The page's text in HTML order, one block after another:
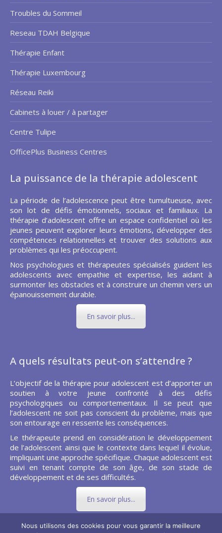
Troubles du Sommeil
Reseau TDAH Belgique
Thérapie Enfant
Thérapie Luxembourg
Réseau Reiki
Cabinets à louer / à partager
Centre Tulipe
OfficePlus Business Centres
La puissance de la thérapie adolescent
La période de l’adolescence peut être tumultueuse, avec
son lot de défis émotionnels, sociaux et familiaux. La
thérapie d’adolescent offre un espace confidentiel où les
jeunes peuvent explorer leurs émotions, développer des
compétences relationnelles et trouver des solutions aux
problèmes qui les préoccupent.
Nos psychologues et thérapeutes spécialisés guident les
adolescents avec empathie et expertise, les aidant à
surmonter les obstacles et à construire un chemin vers un
épanouissement durable.
En savoir plus...
A quels résultats peut-on s’attendre ?
L’objectif de la thérapie pour adolescent est d’apporter un
soutien à votre jeune confronté à des défis
psychologiques ou comportementaux. Il se peut que
l’adolescent ne soit pas conscient du problème, mais que
son entourage en ressente les conséquences.
Le thérapeute prend en considération le développement
de l’adolescent ainsi que le contexte dans lequel il évolue,
impliquant une approche spécifique. Chaque adolescent est
suivi en tenant compte de son âge, de son stade de
développement et de ses difficultés.
En savoir plus...
Nous utilisons des cookies pour vous garantir la meilleure